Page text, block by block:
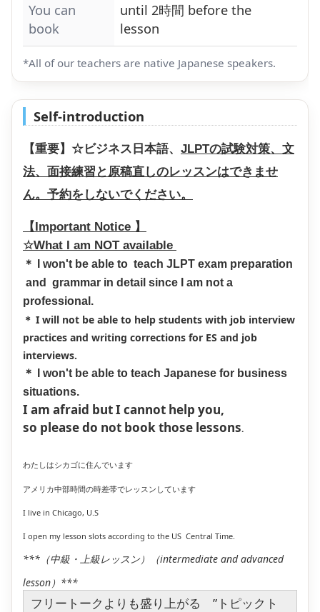
You can
book
until 2時間 before the
lesson
*All of our teachers are native Japanese speakers.
Self-introduction
【重要】☆ビジネス日本語、 JLPTの試験対策、文
法、面接練習と原稿直しのレッスンはできませ
ん。予約をしないでください。
【Important Notice 】
☆What I am NOT available
＊ I won't be able to teach JLPT exam preparation
and grammar in detail since I am not a
professional.
＊ I will not be able to help students with job interview
practices and writing corrections for ES and job
interviews.
＊ I won't be able to teach Japanese for business
situations.
I am afraid but I cannot help you,
so please do not book those lessons.
わたしはシカゴに住んでいます
アメリカ中部時間の時差帯でレッスンしています
I live in Chicago, U.S
I open my lesson slots according to the US Central Time.
***（中級・上級レッスン）（intermediate and advanced
lesson）***
フリートークよりも盛り上がる ”トピックト